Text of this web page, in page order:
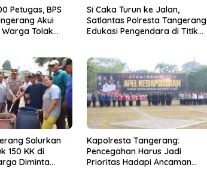
Petugas, BPS
Akui
Tolak
Si Caka Turun ke Jalan,
Satlantas Polresta Tangerang
Edukasi Pengendara di Titik
Salurkan
150 KK di
Diminta
Kapolresta Tangerang:
Pencegahan Harus Jadi
Prioritas Hadapi Ancaman